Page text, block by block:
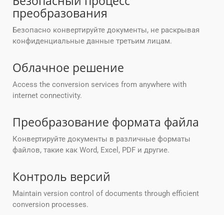
преобразования
Безопасно конвертируйте документы, не раскрывая
конфиденциальные данные третьим лицам.
Облачное решение
Access the conversion services from anywhere with
internet connectivity.
Преобразование формата файла
Конвертируйте документы в различные форматы
файлов, такие как Word, Excel, PDF и другие.
Контроль версий
Maintain version control of documents through efficient
conversion processes.